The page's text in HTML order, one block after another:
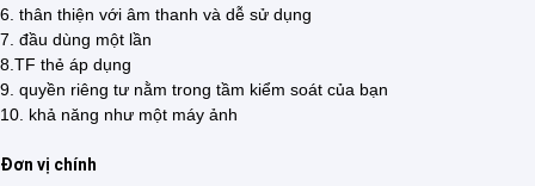
6. thân thiện với âm thanh và dễ sử dụng
7. đầu dùng một lần
8.TF thẻ áp dụng
9. quyền riêng tư nằm trong tầm kiểm soát của bạn
10. khả năng như một máy ảnh
Đơn vị chính